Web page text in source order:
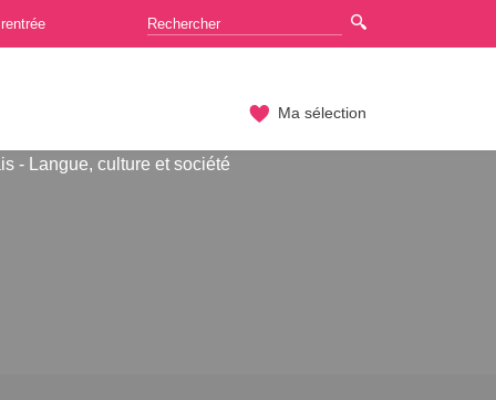
Ma sélection
- Langue, culture et société